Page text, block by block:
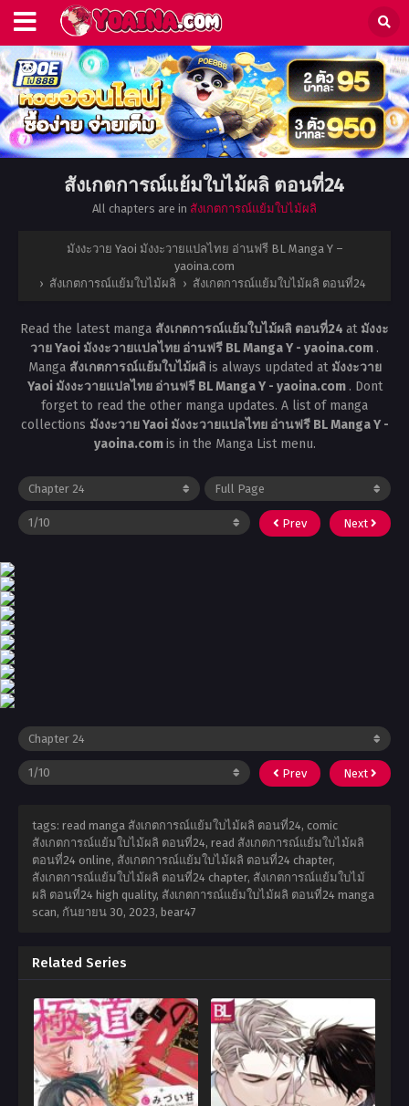
สังเกตการณ์แย้มใบไม้ผลิ ตอนที่24
All chapters are in สังเกตการณ์แย้มใบไม้ผลิ
มังงะวาย Yaoi มังงะวายแปลไทย อ่านฟรี BL Manga Y –
yaoina.com
› สังเกตการณ์แย้มใบไม้ผลิ › สังเกตการณ์แย้มใบไม้ผลิ ตอนที่24
Read the latest manga สังเกตการณ์แย้มใบไม้ผลิ ตอนที่24 at มังงะ
วาย Yaoi มังงะวายแปลไทย อ่านฟรี BL Manga Y - yaoina.com .
Manga สังเกตการณ์แย้มใบไม้ผลิis always updated at มังงะวาย
Yaoi มังงะวายแปลไทย อ่านฟรี BL Manga Y - yaoina.com . Dont
forget to read the other manga updates. A list of manga
collections มังงะวาย Yaoi มังงะวายแปลไทย อ่านฟรี BL Manga Y -
yaoina.comis in the Manga List menu.
Prev Next
Prev Next
tags: read manga สังเกตการณ์แย้มใบไม้ผลิ ตอนที่24, comic
สังเกตการณ์แย้มใบไม้ผลิ ตอนที่24, read สังเกตการณ์แย้มใบไม้ผลิ
ตอนที่24 online, สังเกตการณ์แย้มใบไม้ผลิ ตอนที่24 chapter,
สังเกตการณ์แย้มใบไม้ผลิ ตอนที่24 chapter, สังเกตการณ์แย้มใบไม้
ผลิ ตอนที่24 high quality, สังเกตการณ์แย้มใบไม้ผลิ ตอนที่24 manga
scan, กันยายน 30, 2023, bear47
Related Series